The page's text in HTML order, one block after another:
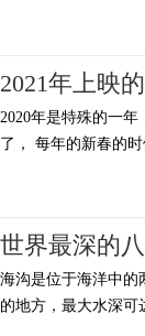
2021年上映
2020年是特殊的一
了， 每年的新春的
世界最深的
海沟是位于海洋中的
的地方，最大水深可